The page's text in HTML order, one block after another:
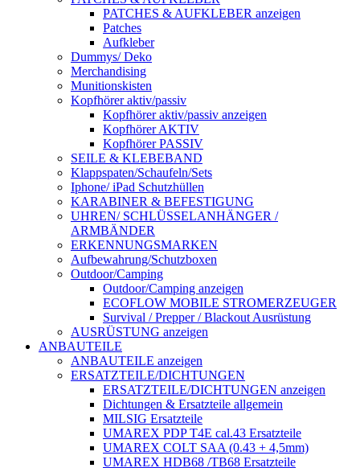
PATCHES & AUFKLEBER anzeigen
Patches
Aufkleber
Dummys/ Deko
Merchandising
Munitionskisten
Kopfhörer aktiv/passiv
Kopfhörer aktiv/passiv anzeigen
Kopfhörer AKTIV
Kopfhörer PASSIV
SEILE & KLEBEBAND
Klappspaten/Schaufeln/Sets
Iphone/ iPad Schutzhüllen
KARABINER & BEFESTIGUNG
UHREN/ SCHLÜSSELANHÄNGER /
ARMBÄNDER
ERKENNUNGSMARKEN
Aufbewahrung/Schutzboxen
Outdoor/Camping
Outdoor/Camping anzeigen
ECOFLOW MOBILE STROMERZEUGER
Survival / Prepper / Blackout Ausrüstung
AUSRÜSTUNG anzeigen
ANBAUTEILE
ANBAUTEILE anzeigen
ERSATZTEILE/DICHTUNGEN
ERSATZTEILE/DICHTUNGEN anzeigen
Dichtungen & Ersatzteile allgemein
MILSIG Ersatzteile
UMAREX PDP T4E cal.43 Ersatzteile
UMAREX COLT SAA (0.43 + 4,5mm)
UMAREX HDB68 /TB68 Ersatzteile